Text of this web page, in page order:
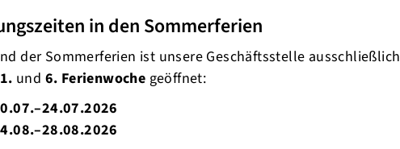
in den Sommerferien
der Sommerferien ist unsere Geschäftsstelle ausschließlich
und 6. Ferienwoche geöffnet: